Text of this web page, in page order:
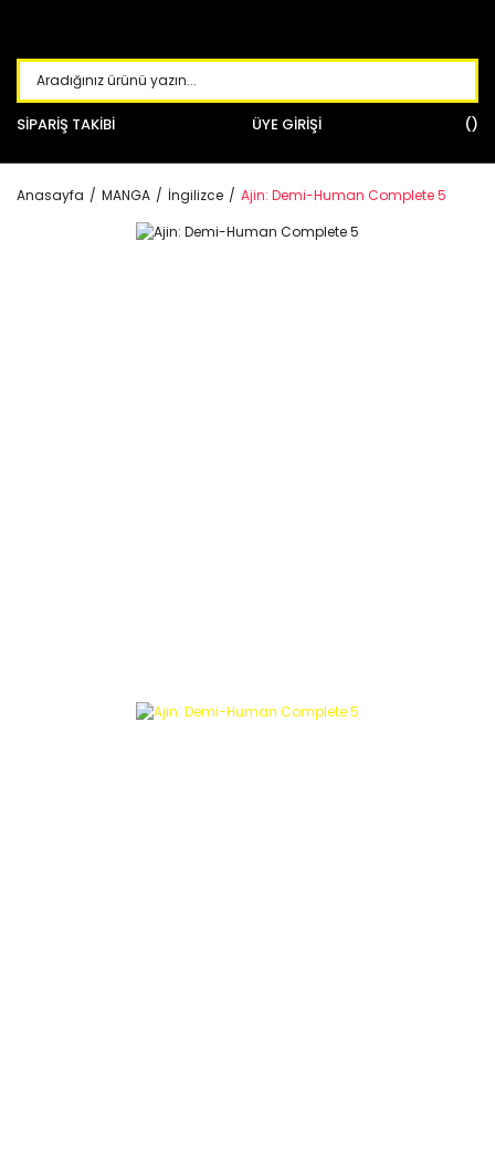
SİPARİŞ TAKİBİ ÜYE GİRİŞİ
Anasayfa MANGA İngilizce Ajin: Demi-Human Complete 5